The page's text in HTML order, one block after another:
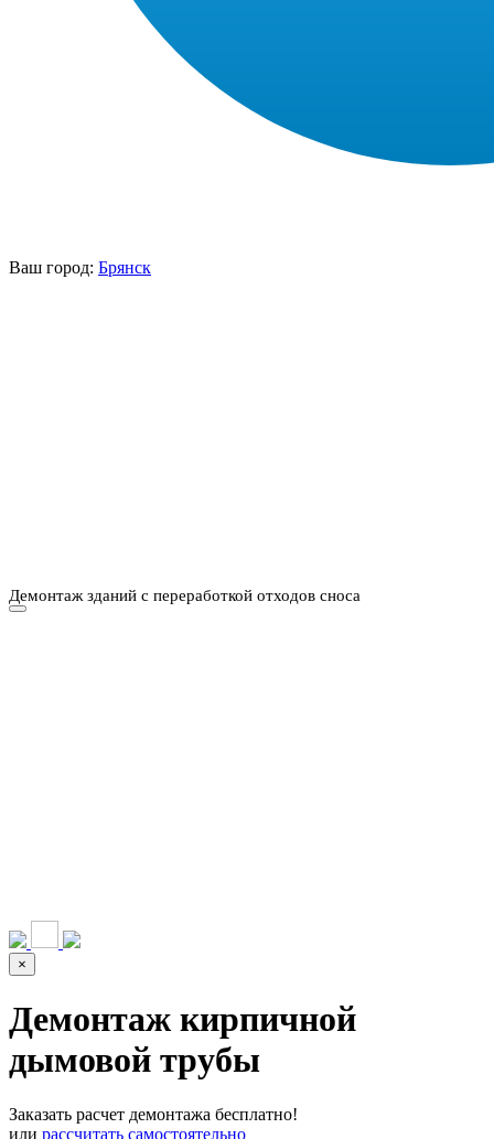
Ваш город: Брянск
Демонтаж зданий с переработкой отходов сноса
×
Демонтаж кирпичной
дымовой трубы
Заказать расчет демонтажа бесплатно!
или рассчитать самостоятельно